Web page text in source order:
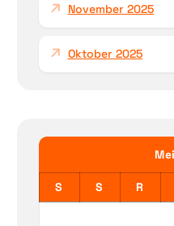
November 2025
Oktober 2025
S S R